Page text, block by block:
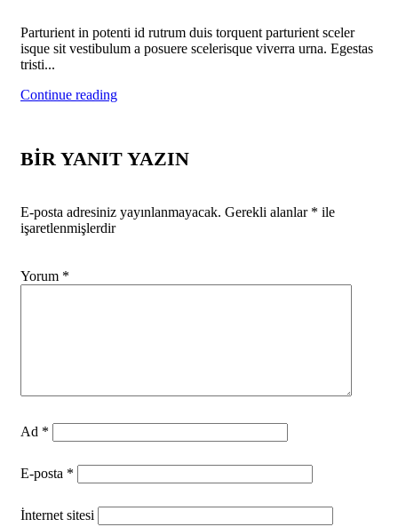
Parturient in potenti id rutrum duis torquent parturient sceler
isque sit vestibulum a posuere scelerisque viverra urna. Egestas
tristi...
Continue reading
BIR YANIT YAZIN
E-posta adresiniz yayınlanmayacak. Gerekli alanlar * ile
işaretlenmişlerdir
Yorum *
Ad *
E-posta *
İnternet sitesi